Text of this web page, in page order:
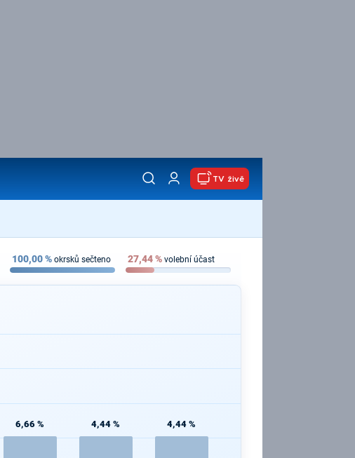
TV živě
100,00% okrsků sečteno 27,44% volební účast
6,66 % 4,44 % 4,44 %